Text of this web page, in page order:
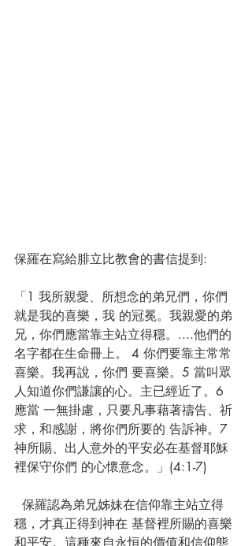
保羅在寫給腓立比教會的書信提到:
「1 我所親愛、所想念的弟兄們，你們
就是我的喜樂，我 的冠冕。我親愛的弟
兄，你們應當靠主站立得穩。....他們的
名字都在生命冊上。 4 你們要靠主常常
喜樂。我再說，你們 要喜樂。5 當叫眾
人知道你們謙讓的心。主已經近了。6
應當 一無掛慮，只要凡事藉著禱告、祈
求，和感謝，將你們所要的 告訴神。7
神所賜、出人意外的平安必在基督耶穌
裡保守你們 的心懷意念。」(4:1-7)
穩，才真正得到神在 基督裡所賜的喜樂
和平安。這種來自永恒的價值和信仰態